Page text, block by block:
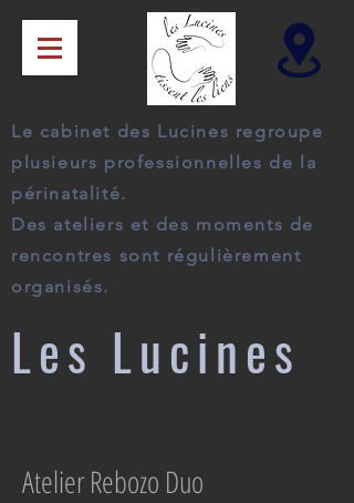
Les Lucines
Le cabinet des Lucines regroupe
plusieurs professionnelles de la
périnatalité.
Des ateliers et des moments de
rencontres sont régulièrement
organisés.
Atelier Rebozo Duo